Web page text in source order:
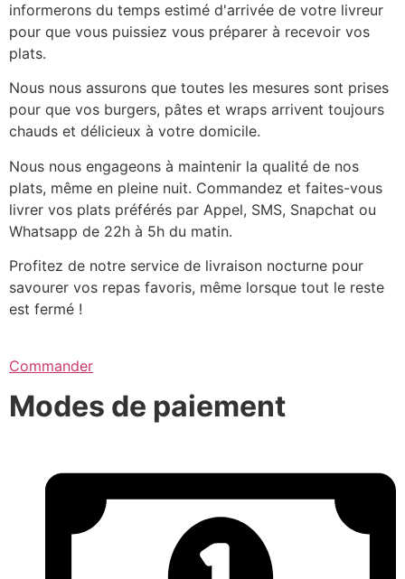
informerons du temps estimé d'arrivée de votre livreur
pour que vous puissiez vous préparer à recevoir vos
plats.
Nous nous assurons que toutes les mesures sont prises
pour que vos burgers, pâtes et wraps arrivent toujours
chauds et délicieux à votre domicile.
Nous nous engageons à maintenir la qualité de nos
plats, même en pleine nuit. Commandez et faites-vous
livrer vos plats préférés par Appel, SMS, Snapchat ou
Whatsapp de 22h à 5h du matin.
Profitez de notre service de livraison nocturne pour
savourer vos repas favoris, même lorsque tout le reste
est fermé !
Commander
Modes de paiement